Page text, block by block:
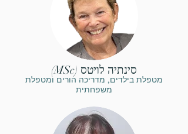
סינתיה לויטס (MSc)
מטפלת בילדים, מדריכה הורים ומטפלת
משפחתית